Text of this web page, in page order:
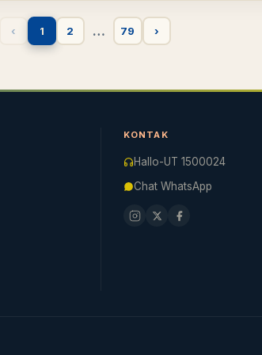
‹ 1 2 … 79 ›
KONTAK
Hallo-UT 1500024
Chat WhatsApp